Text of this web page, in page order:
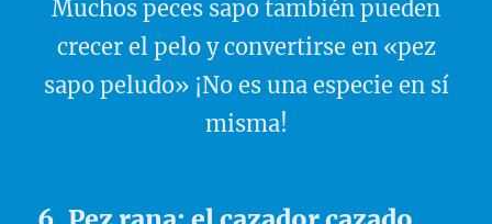
Muchos peces sapo también pueden
crecer el pelo y convertirse en «pez
sapo peludo» ¡No es una especie en sí
misma!